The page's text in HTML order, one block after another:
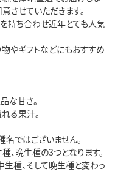
させていただきます。
持ち合わせ近年とても人気
やギフトなどにもおすすめ
な甘さ。
る果汁。
ではございません。
、晩生種の3つとなります。
生種、そして晩生種と変わっ